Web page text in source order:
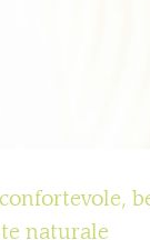
prezzo
di